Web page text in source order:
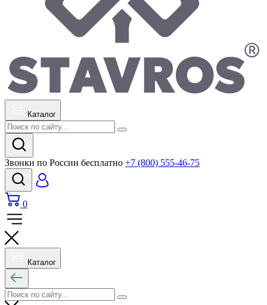
Каталог
Звонки по России бесплатно +7 (800) 555-46-75
0
Каталог